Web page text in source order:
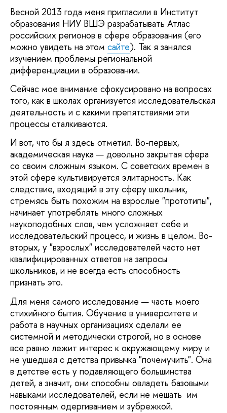
Весной 2013 года меня пригласили в Институт
образования НИУ ВШЭ разрабатывать Атлас
российских регионов в сфере образования (его
можно увидеть на этом сайте). Так я занялся
изучением проблемы региональной
дифференциации в образовании.
Сейчас мое внимание сфокусировано на вопросах
того, как в школах организуется исследовательская
деятельность и с какими препятствиями эти
процессы сталкиваются.
И вот, что бы я здесь отметил. Во-первых,
академическая наука — довольно закрытая сфера
со своим сложным языком. С советских времен в
этой сфере культивируется элитарность. Как
следствие, входящий в эту сферу школьник,
стремясь быть похожим на взрослые "прототипы",
начинает употреблять много сложных
наукоподобных слов, чем усложняет себе и
исследовательский процесс, и жизнь в целом. Во-
вторых, у "взрослых" исследователей часто нет
квалифицированных ответов на запросы
школьников, и не всегда есть способность
признать это.
Для меня самого исследование — часть моего
стихийного бытия. Обучение в университете и
работа в научных организациях сделали ее
системной и методически строгой, но в основе
все равно лежит интерес к окружающему миру и
не ушедшая с детства привычка "почемучить". Она
в детстве есть у подавляющего большинства
детей, а значит, они способны овладеть базовыми
навыками исследователей, если не мешать им
постоянным одергиванием и зубрежкой.